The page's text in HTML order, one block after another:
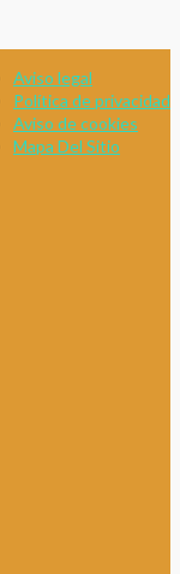
Aviso legal
Política de privacidad
Aviso de cookies
Mapa Del Sitio